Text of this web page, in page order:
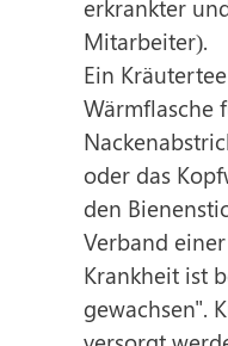
erkrankter
Mitarbeiter).
Ein
Wärmflasche
oder das
den
Verband
Krankheit ist
gewachsen".